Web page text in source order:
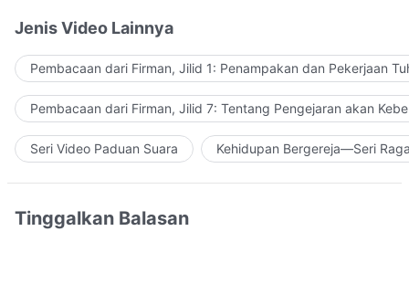
Jenis Video Lainnya
Pembacaan dari Firman, Jilid 1: Penampakan dan Pekerjaan
Pembacaan dari Firman, Jilid 7: Tentang Pengejaran akan
Seri Video Paduan Suara Kehidupan Bergereja—Seri
Tinggalkan Balasan